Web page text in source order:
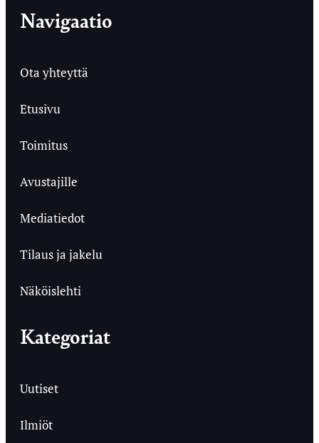
Navigaatio
Ota yhteyttä
Etusivu
Toimitus
Avustajille
Mediatiedot
Tilaus ja jakelu
Näköislehti
Kategoriat
Uutiset
Ilmiöt